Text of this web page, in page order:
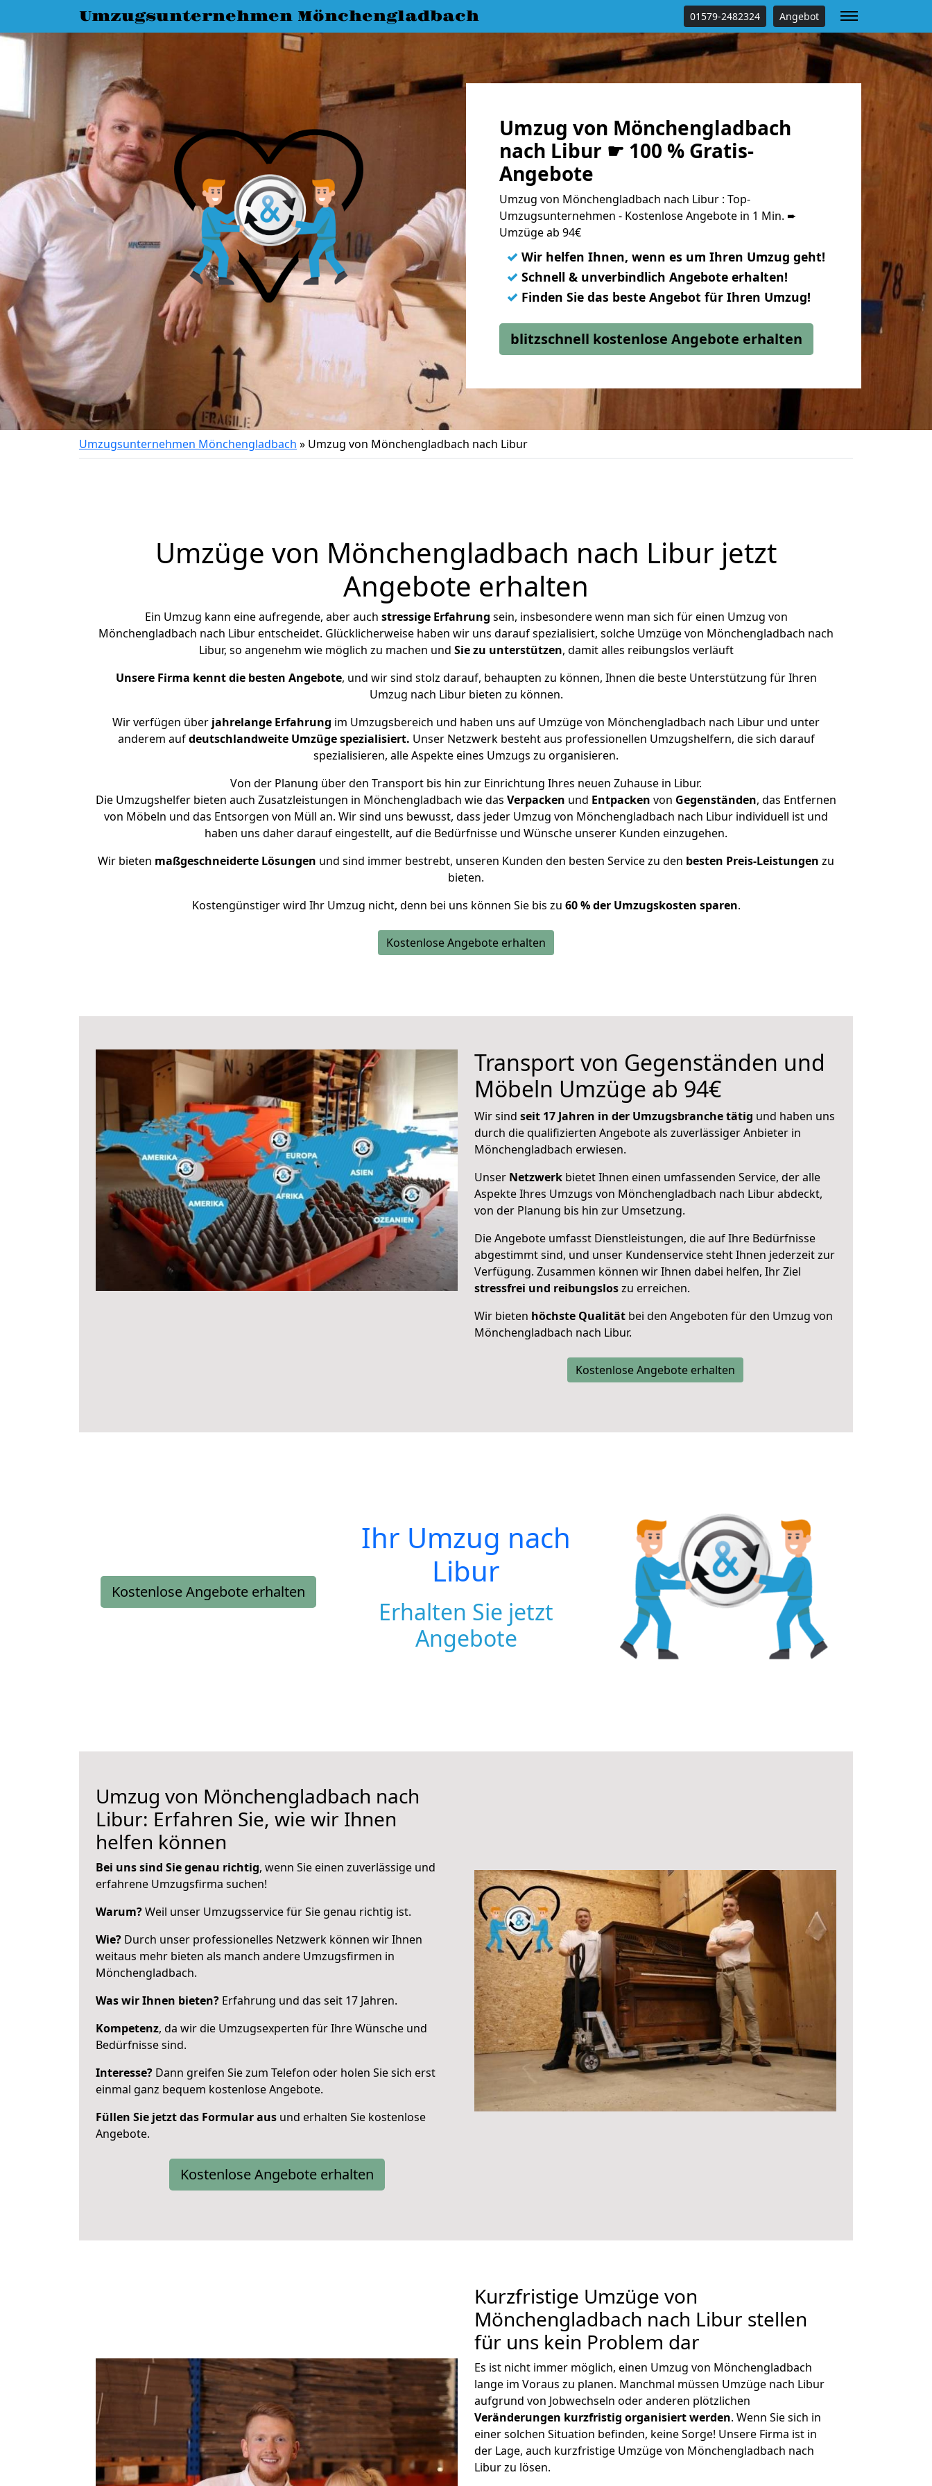
Umzugsunternehmen Mönchengladbach 01579-2482324 Angebot
Umzug von Mönchengladbach
nach Libur ☛ 100 % Gratis-
Angebote
Umzug von Mönchengladbach nach Libur : Top-
Umzugsunternehmen - Kostenlose Angebote in 1 Min. ➨
Umzüge ab 94€
✓ Wir helfen Ihnen, wenn es um Ihren Umzug geht!
✓ Schnell & unverbindlich Angebote erhalten!
✓ Finden Sie das beste Angebot für Ihren Umzug!
blitzschnell kostenlose Angebote erhalten
Umzugsunternehmen Mönchengladbach » Umzug von Mönchengladbach nach Libur
Umzüge von Mönchengladbach nach Libur jetzt
Angebote erhalten
Ein Umzug kann eine aufregende, aber auch stressige Erfahrung sein, insbesondere wenn man sich für einen Umzug von
Mönchengladbach nach Libur entscheidet. Glücklicherweise haben wir uns darauf spezialisiert, solche Umzüge von Mönchengladbach nach
Libur, so angenehm wie möglich zu machen und Sie zu unterstützen, damit alles reibungslos verläuft
Unsere Firma kennt die besten Angebote, und wir sind stolz darauf, behaupten zu können, Ihnen die beste Unterstützung für Ihren
Umzug nach Libur bieten zu können.
Wir verfügen über jahrelange Erfahrung im Umzugsbereich und haben uns auf Umzüge von Mönchengladbach nach Libur und unter
anderem aufdeutschlandweite Umzüge spezialisiert. Unser Netzwerk besteht aus professionellen Umzugshelfern, die sich darauf
spezialisieren, alle Aspekte eines Umzugs zu organisieren.
Von der Planung über den Transport bis hin zur Einrichtung Ihres neuen Zuhause in Libur.
Die Umzugshelfer bieten auch Zusatzleistungen in Mönchengladbach wie das Verpacken und Entpacken von Gegenständen, das Entfernen
von Möbeln und das Entsorgen von Müll an. Wir sind uns bewusst, dass jeder Umzug von Mönchengladbach nach Libur individuell ist und
haben uns daher darauf eingestellt, auf die Bedürfnisse und Wünsche unserer Kunden einzugehen.
Wir bieten maßgeschneiderte Lösungen und sind immer bestrebt, unseren Kunden den besten Service zu den besten Preis-Leistungen zu
bieten.
Kostengünstiger wird Ihr Umzug nicht, denn bei uns können Sie bis zu 60 % der Umzugskosten sparen.
Kostenlose Angebote erhalten
Transport von Gegenständen und
Möbeln Umzüge ab 94€
Wir sind seit 17 Jahren in der Umzugsbranche tätig und haben uns
durch die qualifizierten Angebote als zuverlässiger Anbieter in
Mönchengladbach erwiesen.
Unser Netzwerk bietet Ihnen einen umfassenden Service, der alle
Aspekte Ihres Umzugs von Mönchengladbach nach Libur abdeckt,
von der Planung bis hin zur Umsetzung.
Die Angebote umfasst Dienstleistungen, die auf Ihre Bedürfnisse
abgestimmt sind, und unser Kundenservice steht Ihnen jederzeit zur
Verfügung. Zusammen können wir Ihnen dabei helfen, Ihr Ziel
stressfrei und reibungsloszu erreichen.
Wir bieten höchste Qualität bei den Angeboten für den Umzug von
Mönchengladbach nach Libur.
Kostenlose Angebote erhalten
Kostenlose Angebote erhalten
Ihr Umzug nach
Libur
Erhalten Sie jetzt
Angebote
Umzug von Mönchengladbach nach
Libur: Erfahren Sie, wie wir Ihnen
helfen können
Bei uns sind Sie genau richtig, wenn Sie einen zuverlässige und
erfahrene Umzugsfirma suchen!
Warum?Weil unser Umzugsservice für Sie genau richtig ist.
Wie? Durch unser professionelles Netzwerk können wir Ihnen
weitaus mehr bieten als manch andere Umzugsfirmen in
Mönchengladbach.
Was wir Ihnen bieten? Erfahrung und das seit 17 Jahren.
Kompetenz, da wir die Umzugsexperten für Ihre Wünsche und
Bedürfnisse sind.
Interesse? Dann greifen Sie zum Telefon oder holen Sie sich erst
einmal ganz bequem kostenlose Angebote.
Füllen Sie jetzt das Formular aus und erhalten Sie kostenlose
Angebote.
Kostenlose Angebote erhalten
Kurzfristige Umzüge von
Mönchengladbach nach Libur stellen
für uns kein Problem dar
Es ist nicht immer möglich, einen Umzug von Mönchengladbach
lange im Voraus zu planen. Manchmal müssen Umzüge nach Libur
aufgrund von Jobwechseln oder anderen plötzlichen
Veränderungen kurzfristig organisiert werden. Wenn Sie sich in
einer solchen Situation befinden, keine Sorge! Unsere Firma ist in
der Lage, auch kurzfristige Umzüge von Mönchengladbach nach
Libur zu lösen.